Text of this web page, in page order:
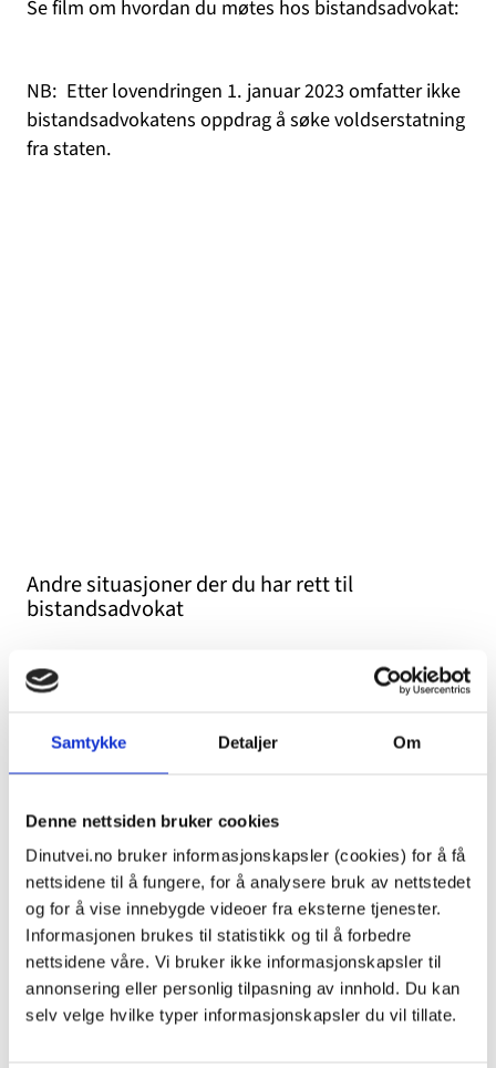
Samtykke Detaljer Om
Denne nettsiden bruker cookies
Dinutvei.no bruker informasjonskapsler (cookies) for å få
nettsidene til å fungere, for å analysere bruk av nettstedet
og for å vise innebygde videoer fra eksterne tjenester.
Informasjonen brukes til statistikk og til å forbedre
nettsidene våre. Vi bruker ikke informasjonskapsler til
annonsering eller personlig tilpasning av innhold. Du kan
selv velge hvilke typer informasjonskapsler du vil tillate.
Se film om hvordan du møtes hos bistandsadvokat:
NB: Etter lovendringen 1. januar 2023 omfatter ikke
bistandsadvokatens oppdrag å søke voldserstatning
fra staten.
Andre situasjoner der du har rett til
bistandsadvokat
Du har også rett til bistandsadvokat
når den andre parten har blitt ilagt besøksforbud
besøksforbudet er brutt
når noen har brutt kontakt- eller besøksforbud
overfor deg
hvis du har blitt påført betydelig fysisk eller
psykisk skade som følge av en voldelig handling
uavhengig av om den som utøver volden er en du
kjenner (dette praktiseres strengt)
hvis du er etterlatt mor eller far til et barn under